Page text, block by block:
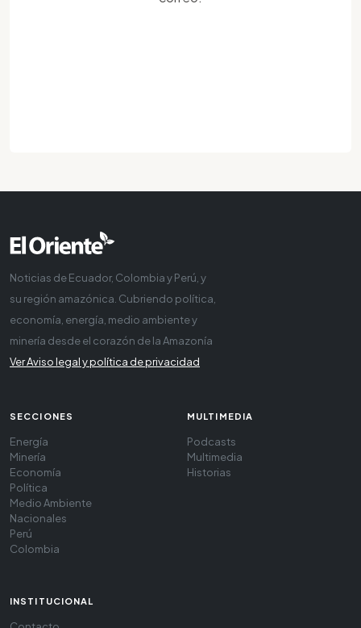
Noticias de Ecuador, Colombia y Perú, y
su región amazónica. Cubriendo política,
economía, energía, medio ambiente y
minería desde el corazón de la Amazonía
Ver Aviso legal y política de privacidad
SECCIONES
Energía
Minería
Economía
Política
Medio Ambiente
Nacionales
Perú
Colombia
MULTIMEDIA
Podcasts
Multimedia
Historias
INSTITUCIONAL